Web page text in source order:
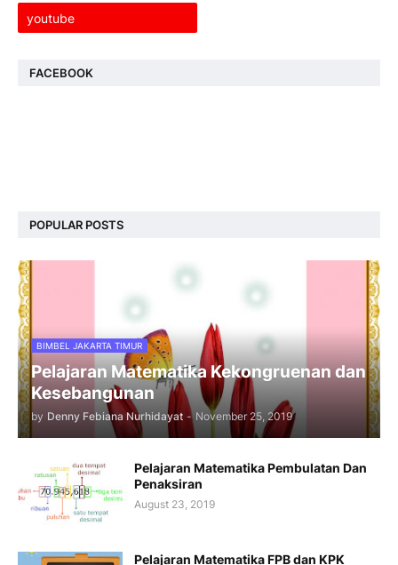
youtube
FACEBOOK
POPULAR POSTS
BIMBEL JAKARTA TIMUR
Pelajaran Matematika Kekongruenan dan
Kesebangunan
by Denny Febiana Nurhidayat - November 25, 2019
Pelajaran Matematika Pembulatan Dan
Penaksiran
August 23, 2019
Pelajaran Matematika FPB dan KPK